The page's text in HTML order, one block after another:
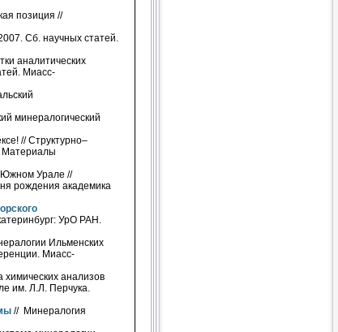
позиция //
Сб. научных статей.
аналитических
Миасс-
минералогический
// Структурно–
Материалы
Южном Урале //
рождения академика
УрО РАН.
Ильменских
Миасс-
анализов
им. Л.Л. Перчука.
// Минералогия